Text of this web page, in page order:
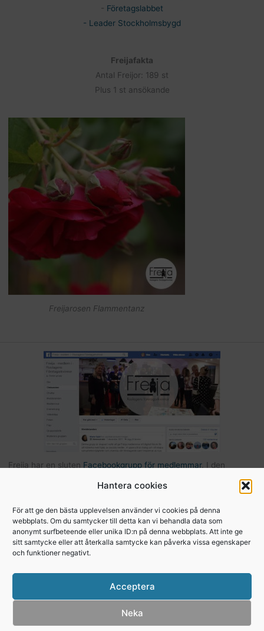
Hantera cookies
För att ge den bästa upplevelsen använder vi cookies på denna
webbplats. Om du samtycker till detta kan vi behandla data som
anonymt surfbeteende eller unika ID:n på denna webbplats. Att inte ge
sitt samtycke eller att återkalla samtycke kan påverka vissa egenskaper
och funktioner negativt.
Acceptera
Neka
Företagslabbet
- Leader Stockholmsbygd
Freijafakta
Antal Freijor: 189 st
Plus 1 st ansökande
Freijarosen Flammentanz
Freija har en sluten Facebookgrupp för medlemmar. I den
gruppen kan du som är medlem kommunicera med andra Freijor,
ställa frågor, tipsa varandra etc… Här hittar du också bilder och
filer från Freijaträffar. Om du är Freija och finns på Facebook –
begär att få bli medlem.
Copyright © 2026, Freija - Roslagens
Integritetspolicy